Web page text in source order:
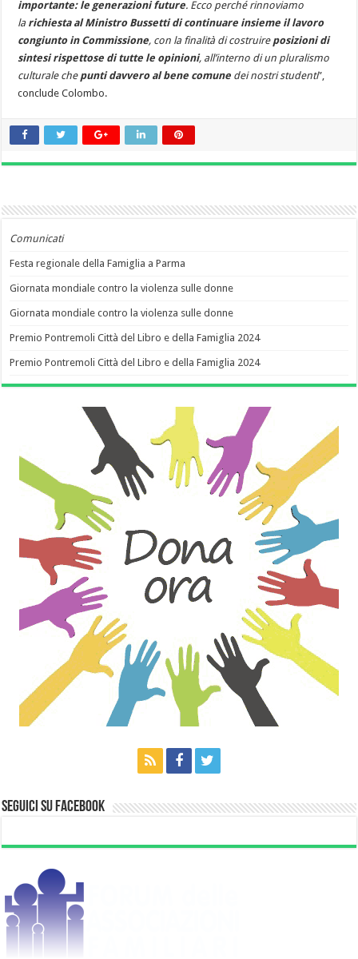
importante: le generazioni future. Ecco perché rinnoviamo
la richiesta al Ministro Bussetti di continuare insieme il lavoro
congiunto in Commissione, con la finalità di costruire posizioni di
sintesi rispettose di tutte le opinioni, all’interno di un pluralismo
culturale che punti davvero al bene comune dei nostri studenti”,
conclude Colombo.
Comunicati
Festa regionale della Famiglia a Parma
Giornata mondiale contro la violenza sulle donne
Giornata mondiale contro la violenza sulle donne
Premio Pontremoli Città del Libro e della Famiglia 2024
Premio Pontremoli Città del Libro e della Famiglia 2024
Seguici su Facebook